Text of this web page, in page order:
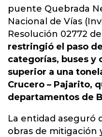
puente Quebrada
Nacional de Vías
Resolución 02772
restringió el paso
categorías, buses y
superior a una
Crucero – Pajarito,
departamentos de
La entidad aseguró
obras de mitigación